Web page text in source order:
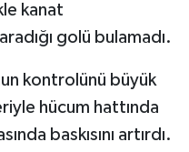
kanat
golü bulamadı.
kontrolünü büyük
hücum hattında
baskısını artırdı.